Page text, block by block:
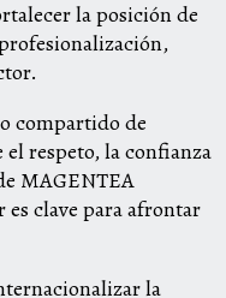
la posición de
compartido de
respeto, la confianza
MAGENTEA
clave para afrontar
la